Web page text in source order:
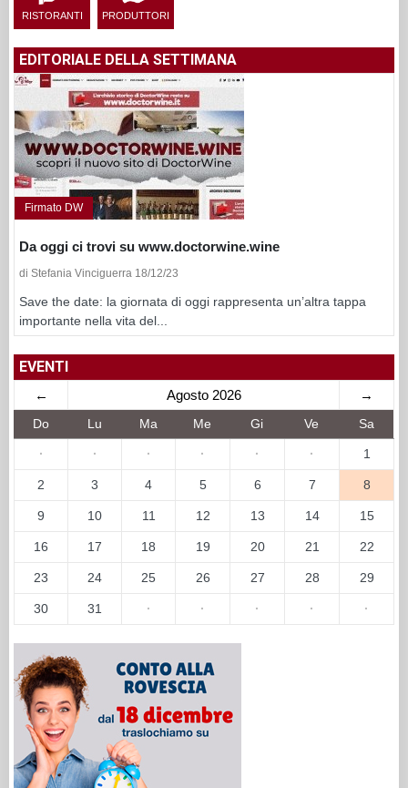
RISTORANTI PRODUTTORI
EDITORIALE DELLA SETTIMANA
Firmato DW
Da oggi ci trovi su www.doctorwine.wine
di Stefania Vinciguerra 18/12/23
Save the date: la giornata di oggi rappresenta un’altra tappa
importante nella vita del...
EVENTI
← Agosto 2026 →
Do Lu Ma Me Gi Ve Sa
· · · · · · 1
2 3 4 5 6 7 8
9 10 11 12 13 14 15
16 17 18 19 20 21 22
23 24 25 26 27 28 29
30 31 · · · · ·